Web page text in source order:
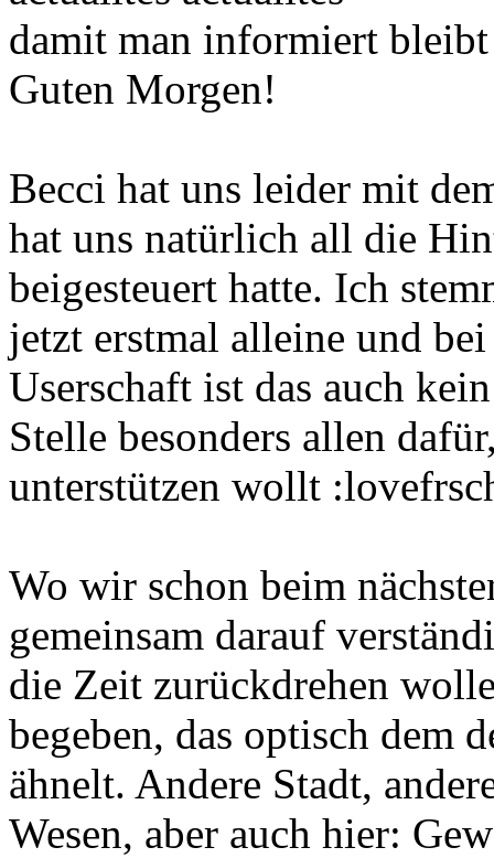
damit man informiert bleibt
Guten Morgen!
Becci hat uns leider mit
hat uns natürlich all die
beigesteuert hatte. Ich
jetzt erstmal alleine und
Userschaft ist das auch
Stelle besonders allen
unterstützen wollt
Wo wir schon beim
gemeinsam darauf
die Zeit zurückdrehen
begeben, das optisch dem
ähnelt. Andere Stadt,
Wesen, aber auch hier: